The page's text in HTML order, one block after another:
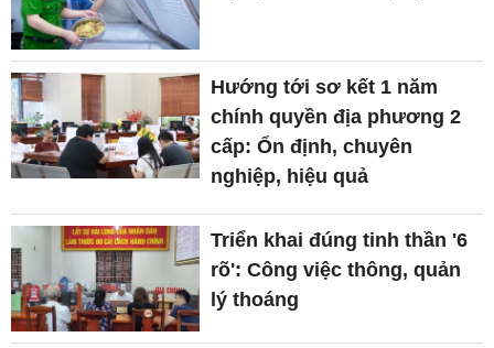
Hướng tới sơ kết 1 năm
chính quyền địa phương 2
cấp: Ổn định, chuyên
nghiệp, hiệu quả
Triển khai đúng tinh thần '6
rõ': Công việc thông, quản
lý thoáng